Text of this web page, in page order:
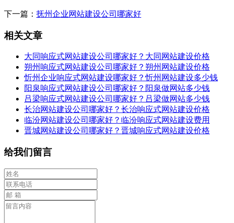
下一篇： 抚州企业网站建设公司哪家好
相关文章
大同响应式网站建设公司哪家好？大同网站建设价格
朔州响应式网站建设公司哪家好？朔州网站建设价格
忻州企业响应式网站建设哪家好？忻州网站建设多少钱
阳泉响应式网站建设公司哪家好？阳泉做网站多少钱
吕梁响应式网站建设公司哪家好？吕梁做网站多少钱
长治网站建设公司哪家好？长治响应式网站建设价格
临汾网站建设公司哪家好？临汾响应式网站建设费用
晋城网站建设公司哪家好？晋城响应式网站建设价格
给我们留言